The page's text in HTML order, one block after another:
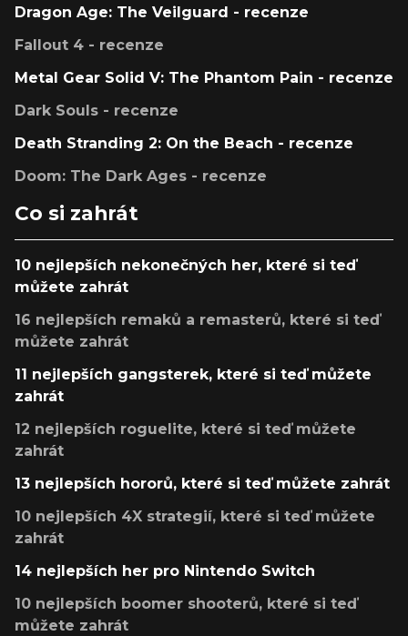
Dragon Age: The Veilguard - recenze
Fallout 4 - recenze
Metal Gear Solid V: The Phantom Pain - recenze
Dark Souls - recenze
Death Stranding 2: On the Beach - recenze
Doom: The Dark Ages - recenze
Co si zahrát
10 nejlepších nekonečných her, které si teď
můžete zahrát
16 nejlepších remaků a remasterů, které si teď
můžete zahrát
11 nejlepších gangsterek, které si teď můžete
zahrát
12 nejlepších roguelite, které si teď můžete
zahrát
13 nejlepších hororů, které si teď můžete zahrát
10 nejlepších 4X strategií, které si teď můžete
zahrát
14 nejlepších her pro Nintendo Switch
10 nejlepších boomer shooterů, které si teď
můžete zahrát